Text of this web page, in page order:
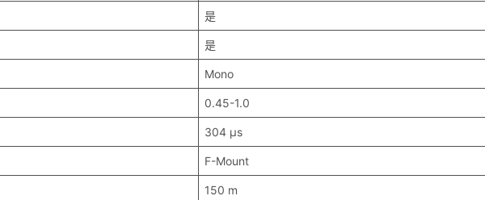
是
是
Mono
0.45-1.0
304 μs
F-Mount
150 m